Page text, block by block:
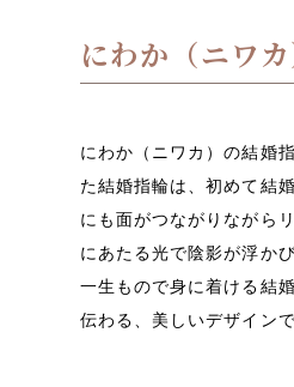
にわか（ニワ
にわか（ニワカ）の結婚
た結婚指輪は、初めて結
にも面がつながりながら
にあたる光で陰影が浮か
一生もので身に着ける結
伝わる、美しいデザイン